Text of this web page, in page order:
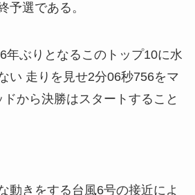
予選である。
年ぶりとなるこのトップ10に水
い 走りを見せ2分06秒756をマ
から決勝はスタートすること
動きをする台風6号の接近によ